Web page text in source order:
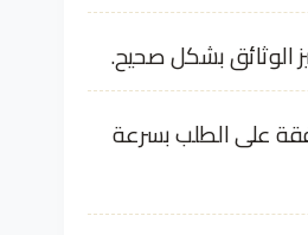
بشكل صحيح.
على الطلب بسرعة